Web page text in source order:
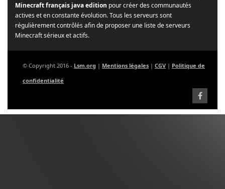
Minecraft français java edition pour créer des communautés
actives et en constante évolution. Tous les serveurs sont
régulièrement contrôlés afin de proposer une liste de serveurs
Minecraft sérieux et actifs.
© Copyright 2016 - Lsm.org | Mentions légales | CGV | Politique de
confidentialité